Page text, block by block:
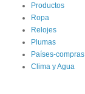
Productos
Ropa
Relojes
Plumas
Países-compras
Clima y Agua